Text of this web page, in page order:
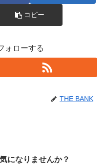
コピー
ォローする
THE BANK
になりませんか？